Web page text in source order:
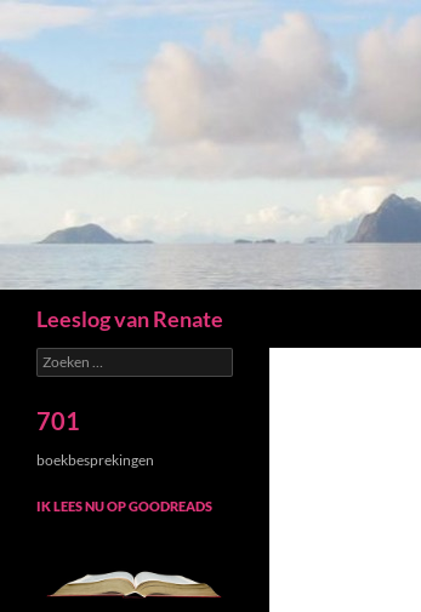
Leeslog van Renate
Zoeken
naar:
701
boekbesprekingen
IK LEES NU OP GOODREADS